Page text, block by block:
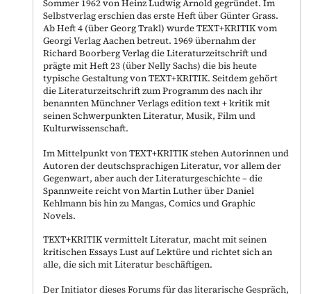
Sommer 1962 von Heinz Ludwig Arnold gegründet. Im
Selbstverlag erschien das erste Heft über Günter Grass.
Ab Heft 4 (über Georg Trakl) wurde TEXT+KRITIK vom
Georgi Verlag Aachen betreut. 1969 übernahm der
Richard Boorberg Verlag die Literaturzeitschrift und
prägte mit Heft 23 (über Nelly Sachs) die bis heute
typische Gestaltung von TEXT+KRITIK. Seitdem gehört
die Literaturzeitschrift zum Programm des nach ihr
benannten Münchner Verlags edition text + kritik mit
seinen Schwerpunkten Literatur, Musik, Film und
Kulturwissenschaft.
Im Mittelpunkt von TEXT+KRITIK stehen Autorinnen und
Autoren der deutschsprachigen Literatur, vor allem der
Gegenwart, aber auch der Literaturgeschichte – die
Spannweite reicht von Martin Luther über Daniel
Kehlmann bis hin zu Mangas, Comics und Graphic
Novels.
TEXT+KRITIK vermittelt Literatur, macht mit seinen
kritischen Essays Lust auf Lektüre und richtet sich an
alle, die sich mit Literatur beschäftigen.
Der Initiator dieses Forums für das literarische Gespräch,